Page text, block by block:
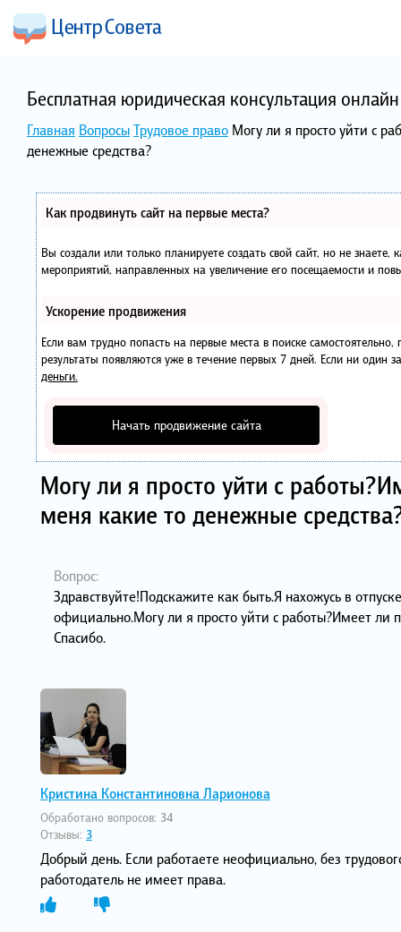
Бесплатная юридическая консультация
Главная ВопросыТрудовое право Могу ли я просто уйти с
денежные средства?
Как продвинуть сайт на первые места?
Вы создали или только планируете создать свой сайт, но не
мероприятий, направленных на увеличение его посещаемости и
Ускорение продвижения
Если вам трудно попасть на первые места в поиске
результаты появляются уже в течение первых 7 дней. Если ни один
деньги.
Начать продвижение сайта
Могу ли я просто уйти с
меня какие то денежные
Вопрос:
Здравствуйте!Подскажите как быть.Я нахожусь в
официально.Могу ли я просто уйти с работы?Имеет ли
Спасибо.
Кристина Константиновна Ларионова
Обработано вопросов: 34
Отзывы: 3
Добрый день. Если работаете неофициально, без
работодатель не имеет права.